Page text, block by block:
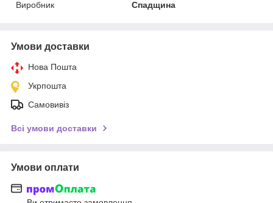
Виробник
Спадщина
Умови доставки
Нова Пошта
Укрпошта
Самовивіз
Всі умови доставки
Умови оплати